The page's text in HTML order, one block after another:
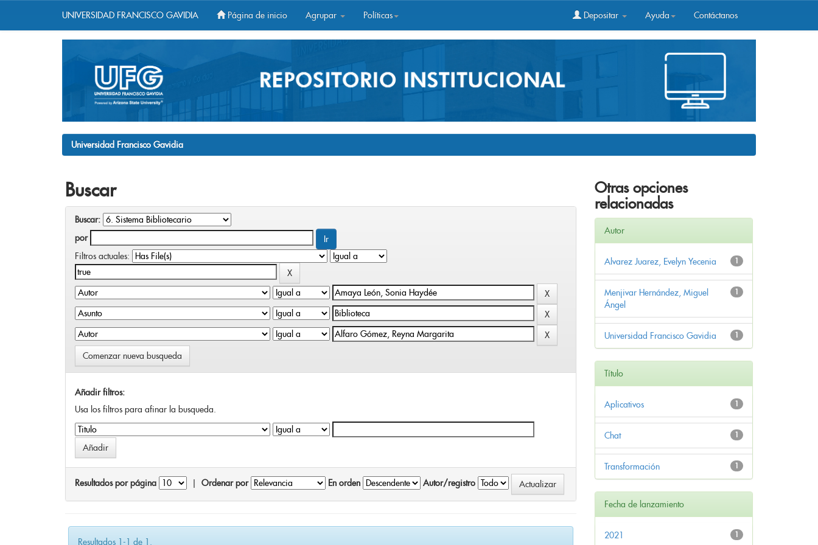
UNIVERSIDAD FRANCISCO GAVIDIA Página de inicio Agrupar Políticas Depositar Ayuda Contáctanos
Universidad Francisco Gavidia
Buscar
Buscar:
por
Filtros actuales:
Comenzar nueva busqueda
Añadir filtros:
Usa los filtros para afinar la busqueda.
Resultados por página Ordenar por En orden Autor/registro
Resultados 1-1 de 1.
Otras opciones
relacionadas
Autor
1
Alvarez Juarez, Evelyn Yecenia
1
Menjivar Hernández, Miguel
Ángel
1
Universidad Francisco Gavidia
Título
1
Aplicativos
1
Chat
1
Transformación
Fecha de lanzamiento
1
2021